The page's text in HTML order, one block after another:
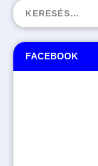
FACEBOOK